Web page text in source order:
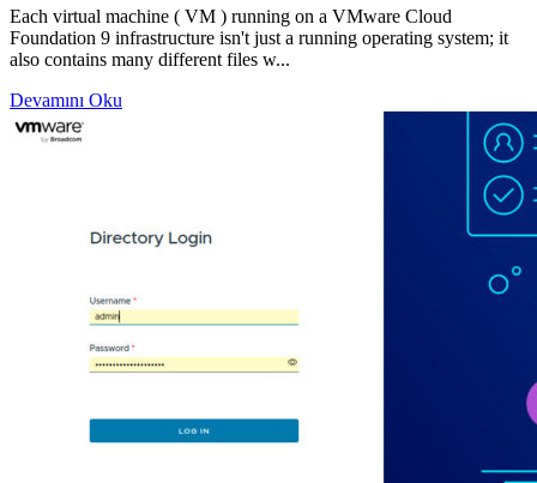
Each virtual machine ( VM ) running on a VMware Cloud
Foundation 9 infrastructure isn't just a running operating system; it
also contains many different files w...
Devamını Oku